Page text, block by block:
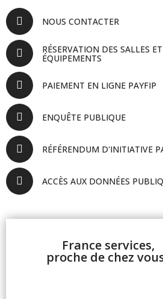
NOUS CONTACTER
RÉSERVATION DES SALLES ET
ÉQUIPEMENTS
PAIEMENT EN LIGNE PAYFIP
ENQUÊTE PUBLIQUE
RÉFÉRENDUM D'INITIATIVE
ACCÈS AUX DONNÉES
France services,
proche de chez